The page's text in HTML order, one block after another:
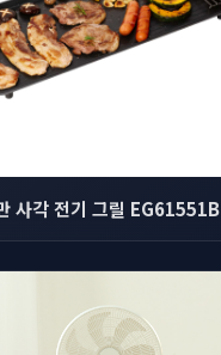
사각 전기 그릴 EG61551B